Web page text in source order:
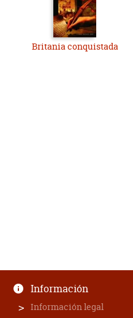
Britania conquistada
Información
Información legal